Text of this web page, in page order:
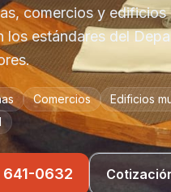
comercios y edificios
estándares del
Comercios
Edificios
641-0632